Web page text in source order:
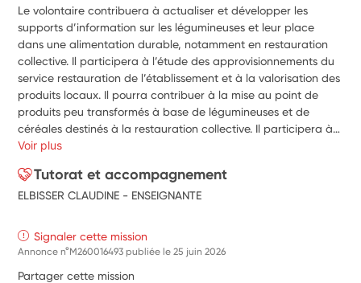
Le volontaire contribuera à actualiser et développer les
supports d’information sur les légumineuses et leur place
dans une alimentation durable, notamment en restauration
collective. Il participera à l’étude des approvisionnements du
service restauration de l’établissement et à la valorisation des
produits locaux. Il pourra contribuer à la mise au point de
produits peu transformés à base de légumineuses et de
céréales destinés à la restauration collective. Il participera à
l’organisation et à l’animation d’ateliers auprès des
légumineuses, alimentation durable et environnement. Il
rencontrera des producteurs, partenaires agricoles et
communication : portraits de producteurs, recettes, fiches
d’information ou contenus numériques.
Voir plus
Tutorat et accompagnement
ELBISSER CLAUDINE - ENSEIGNANTE
Signaler cette mission
Annonce n°M260016493 publiée le25 juin 2026
Partager cette mission